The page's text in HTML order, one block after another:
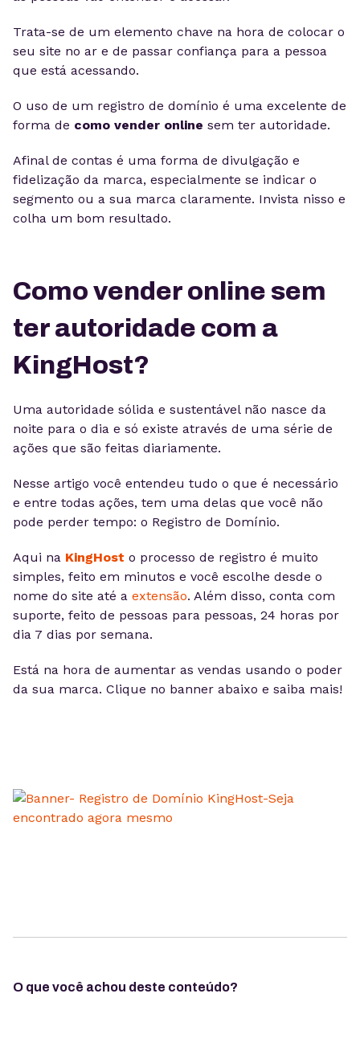
Trata-se de um elemento chave na hora de colocar o
seu site no ar e de passar confiança para a pessoa
que está acessando.
O uso de um registro de domínio é uma excelente de
forma de como vender online sem ter autoridade.
Afinal de contas é uma forma de divulgação e
fidelização da marca, especialmente se indicar o
segmento ou a sua marca claramente. Invista nisso e
colha um bom resultado.
Como vender online sem
ter autoridade com a
KingHost?
Uma autoridade sólida e sustentável não nasce da
noite para o dia e só existe através de uma série de
ações que são feitas diariamente.
Nesse artigo você entendeu tudo o que é necessário
e entre todas ações, tem uma delas que você não
pode perder tempo: o Registro de Domínio.
Aqui na KingHost o processo de registro é muito
simples, feito em minutos e você escolhe desde o
nome do site até a extensão. Além disso, conta com
suporte, feito de pessoas para pessoas, 24 horas por
dia 7 dias por semana.
Está na hora de aumentar as vendas usando o poder
da sua marca. Clique no banner abaixo e saiba mais!
O que você achou deste conteúdo?